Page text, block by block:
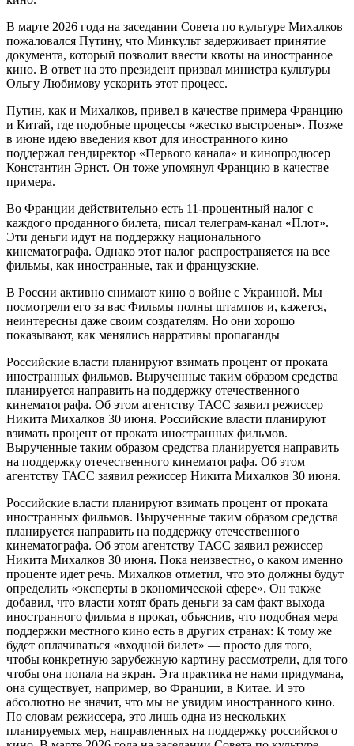
В марте 2026 года на заседании Совета по культуре Михалков
пожаловался Путину, что Минкульт задерживает принятие
документа, который позволит ввести квоты на иностранное
кино. В ответ на это президент призвал министра культуры
Ольгу Любимову ускорить этот процесс.
Путин, как и Михалков, привел в качестве примера Францию
и Китай, где подобные процессы «жестко выстроены». Позже
в июне идею введения квот для иностранного кино
поддержал гендиректор «Первого канала» и кинопродюсер
Константин Эрнст. Он тоже упомянул Францию в качестве
примера.
Во Франции действительно есть 11-процентный налог с
каждого проданного билета, писал телеграм-канал «Плот».
Эти деньги идут на поддержку национального
кинематографа. Однако этот налог распространяется на все
фильмы, как иностранные, так и французские.
В России активно снимают кино о войне с Украиной. Мы
посмотрели его за вас Фильмы полны штампов и, кажется,
неинтересны даже своим создателям. Но они хорошо
показывают, как менялись нарративы пропаганды
Российские власти планируют взимать процент от проката
иностранных фильмов. Вырученные таким образом средства
планируется направить на поддержку отечественного
кинематографа. Об этом агентству ТАСС заявил режиссер
Никита Михалков 30 июня. Российские власти планируют
взимать процент от проката иностранных фильмов.
Вырученные таким образом средства планируется направить
на поддержку отечественного кинематографа. Об этом
агентству ТАСС заявил режиссер Никита Михалков 30 июня.
Российские власти планируют взимать процент от проката
иностранных фильмов. Вырученные таким образом средства
планируется направить на поддержку отечественного
кинематографа. Об этом агентству ТАСС заявил режиссер
Никита Михалков 30 июня. Пока неизвестно, о каком именно
проценте идет речь. Михалков отметил, что это должны будут
определить «эксперты в экономической сфере». Он также
добавил, что власти хотят брать деньги за сам факт выхода
иностранного фильма в прокат, объяснив, что подобная мера
поддержки местного кино есть в других странах: К тому же
будет оплачиваться «входной билет» — просто для того,
чтобы конкретную зарубежную картину рассмотрели, для того
чтобы она попала на экран. Эта практика не нами придумана,
она существует, например, во Франции, в Китае. И это
абсолютно не значит, что мы не увидим иностранного кино.
По словам режиссера, это лишь одна из нескольких
планируемых мер, направленных на поддержку российского